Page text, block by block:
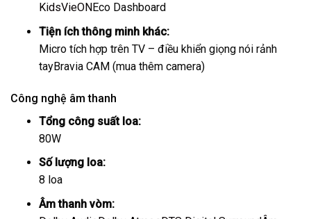
KidsVieON Eco Dashboard
Tiện ích thông minh khác:
Micro tích hợp trên TV – điều khiển giọng nói rảnh
tayBravia CAM (mua thêm camera)
Công nghệ âm thanh
Tổng công suất loa:
80W
Số lượng loa:
8 loa
Âm thanh vòm: